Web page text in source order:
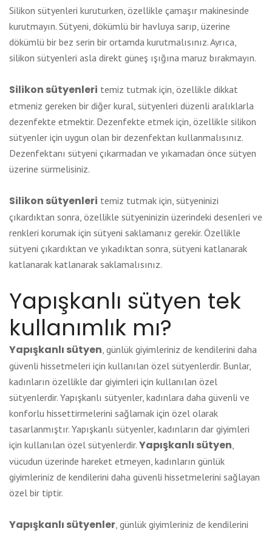
Silikon sütyenleri kuruturken, özellikle çamaşır makinesinde
kurutmayın. Sütyeni, dökümlü bir havluya sarıp, üzerine
dökümlü bir bez serin bir ortamda kurutmalısınız. Ayrıca,
silikon sütyenleri asla direkt güneş ışığına maruz bırakmayın.
Silikon sütyenleri temiz tutmak için, özellikle dikkat
etmeniz gereken bir diğer kural, sütyenleri düzenli aralıklarla
dezenfekte etmektir. Dezenfekte etmek için, özellikle silikon
sütyenler için uygun olan bir dezenfektan kullanmalısınız.
Dezenfektanı sütyeni çıkarmadan ve yıkamadan önce sütyen
üzerine sürmelisiniz.
Silikon sütyenleri temiz tutmak için, sütyeninizi
çıkardıktan sonra, özellikle sütyeninizin üzerindeki desenleri ve
renkleri korumak için sütyeni saklamanız gerekir. Özellikle
sütyeni çıkardıktan ve yıkadıktan sonra, sütyeni katlanarak
katlanarak katlanarak saklamalısınız.
Yapışkanlı sütyen tek
kullanımlık mı?
Yapışkanlı sütyen, günlük giyimleriniz de kendilerini daha
güvenli hissetmeleri için kullanılan özel sütyenlerdir. Bunlar,
kadınların özellikle dar giyimleri için kullanılan özel
sütyenlerdir. Yapışkanlı sütyenler, kadınlara daha güvenli ve
konforlu hissettirmelerini sağlamak için özel olarak
tasarlanmıştır. Yapışkanlı sütyenler, kadınların dar giyimleri
için kullanılan özel sütyenlerdir. Yapışkanlı sütyen,
vücudun üzerinde hareket etmeyen, kadınların günlük
giyimleriniz de kendilerini daha güvenli hissetmelerini sağlayan
özel bir tiptir.
Yapışkanlı sütyenler, günlük giyimleriniz de kendilerini